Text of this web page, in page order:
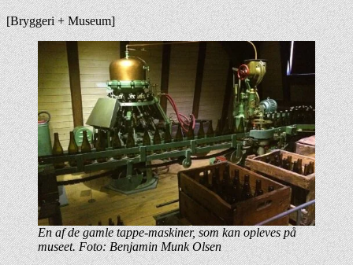
[Bryggeri + Museum]
En af de gamle tappe-maskiner, som kan opleves på
museet. Foto: Benjamin Munk Olsen